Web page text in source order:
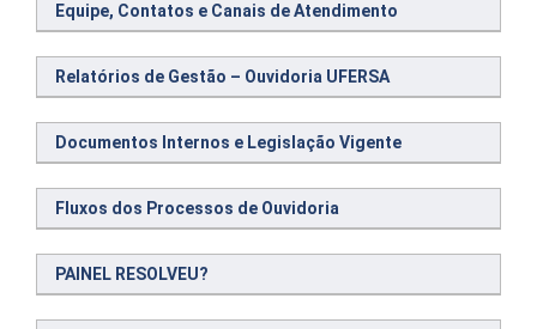
Equipe, Contatos e Canais de Atendimento
Relatórios de Gestão – Ouvidoria UFERSA
Documentos Internos e Legislação Vigente
Fluxos dos Processos de Ouvidoria
PAINEL RESOLVEU?